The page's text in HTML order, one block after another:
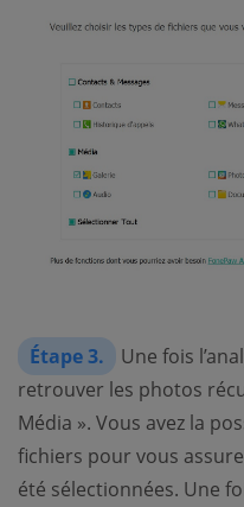
Étape 3.
Une fois
retrouver les photos
Média ». Vous avez la
fichiers pour vous
été sélectionnées. Une